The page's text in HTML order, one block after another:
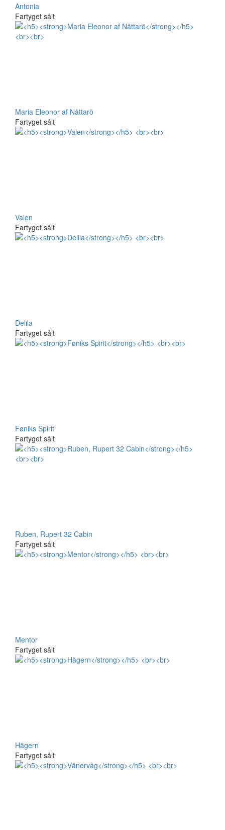
Antonia
Fartyget sålt
Maria Eleonor af Nåttarö
Fartyget sålt
Valen
Fartyget sålt
Delila
Fartyget sålt
Føniks Spirit
Fartyget sålt
Ruben, Rupert 32 Cabin
Fartyget sålt
Mentor
Fartyget sålt
Hägern
Fartyget sålt